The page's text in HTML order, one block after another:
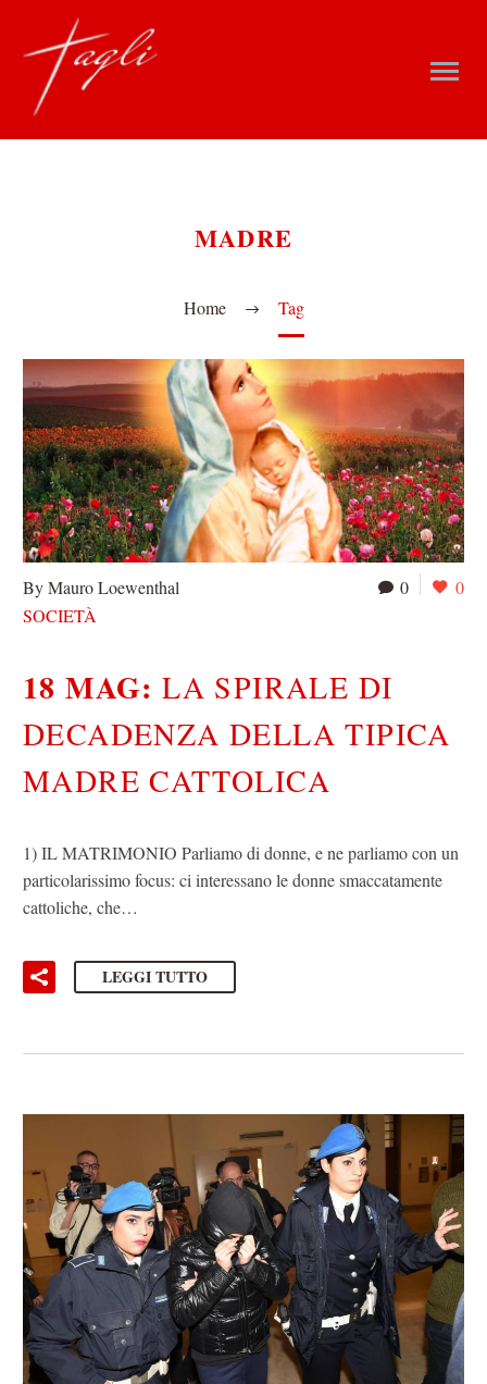
MADRE
Home Tag
0 0
By Mauro Loewenthal
SOCIETÀ
18 MAG:LA SPIRALE DI
DECADENZA DELLA TIPICA
MADRE CATTOLICA
1) IL MATRIMONIO Parliamo di donne, e ne parliamo con un
particolarissimo focus: ci interessano le donne smaccatamente
cattoliche, che…
LEGGI TUTTO